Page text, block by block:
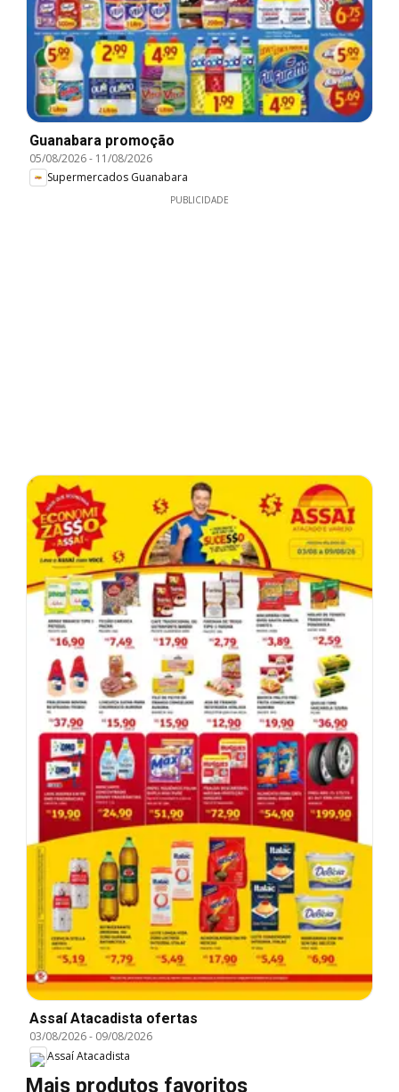
Guanabara promoção
05/08/2026- 11/08/2026
Supermercados Guanabara
PUBLICIDADE
Assaí Atacadista ofertas
03/08/2026- 09/08/2026
Assaí Atacadista
Mais produtos favoritos